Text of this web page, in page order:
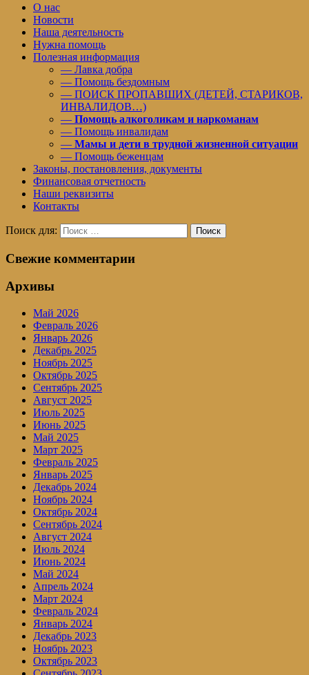
О нас
Новости
Наша деятельность
Нужна помощь
Полезная информация
— Лавка добра
— Помощь бездомным
— ПОИСК ПРОПАВШИХ (ДЕТЕЙ, СТАРИКОВ,
ИНВАЛИДОВ…)
— Помощь алкоголикам и наркоманам
— Помощь инвалидам
— Мамы и дети в трудной жизненной ситуации
— Помощь беженцам
Законы, постановления, документы
Финансовая отчетность
Наши реквизиты
Контакты
Поиск для: Поиск
Свежие комментарии
Архивы
Май 2026
Февраль 2026
Январь 2026
Декабрь 2025
Ноябрь 2025
Октябрь 2025
Сентябрь 2025
Август 2025
Июль 2025
Июнь 2025
Май 2025
Март 2025
Февраль 2025
Январь 2025
Декабрь 2024
Ноябрь 2024
Октябрь 2024
Сентябрь 2024
Август 2024
Июль 2024
Июнь 2024
Май 2024
Апрель 2024
Март 2024
Февраль 2024
Январь 2024
Декабрь 2023
Ноябрь 2023
Октябрь 2023